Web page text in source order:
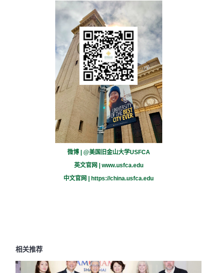
微博 | @美国旧金山大学USFCA
英文官网 | www.usfca.edu
中文官网 | https://china.usfca.edu
相关推荐